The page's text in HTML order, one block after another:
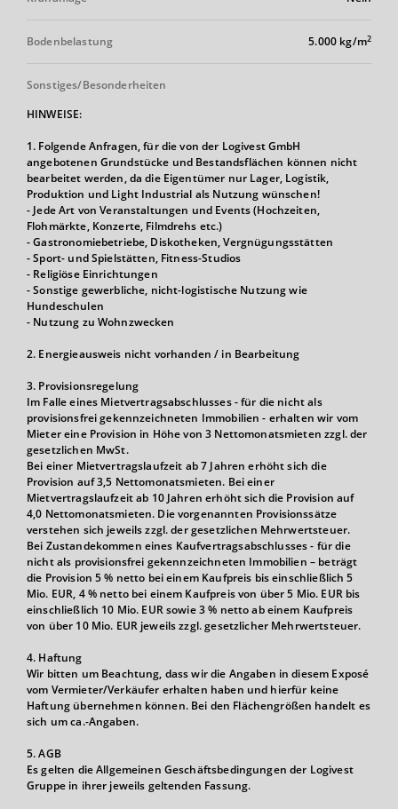
Bodenbelastung 5.000 kg/m2
Sonstiges/Besonderheiten
HINWEISE:
1. Folgende Anfragen, für die von der Logivest GmbH
angebotenen Grundstücke und Bestandsflächen können nicht
bearbeitet werden, da die Eigentümer nur Lager, Logistik,
Produktion und Light Industrial als Nutzung wünschen!
- Jede Art von Veranstaltungen und Events (Hochzeiten,
Flohmärkte, Konzerte, Filmdrehs etc.)
- Gastronomiebetriebe, Diskotheken, Vergnügungsstätten
- Sport- und Spielstätten, Fitness-Studios
- Religiöse Einrichtungen
- Sonstige gewerbliche, nicht-logistische Nutzung wie
Hundeschulen
- Nutzung zu Wohnzwecken
2. Energieausweis nicht vorhanden / in Bearbeitung
3. Provisionsregelung
Im Falle eines Mietvertragsabschlusses - für die nicht als
provisionsfrei gekennzeichneten Immobilien - erhalten wir vom
Mieter eine Provision in Höhe von 3 Nettomonatsmieten zzgl. der
gesetzlichen MwSt.
Bei einer Mietvertragslaufzeit ab 7 Jahren erhöht sich die
Provision auf 3,5 Nettomonatsmieten. Bei einer
Mietvertragslaufzeit ab 10 Jahren erhöht sich die Provision auf
4,0 Nettomonatsmieten. Die vorgenannten Provisionssätze
verstehen sich jeweils zzgl. der gesetzlichen Mehrwertsteuer.
Bei Zustandekommen eines Kaufvertragsabschlusses - für die
nicht als provisionsfrei gekennzeichneten Immobilien – beträgt
die Provision 5 % netto bei einem Kaufpreis bis einschließlich 5
Mio. EUR, 4 % netto bei einem Kaufpreis von über 5 Mio. EUR bis
einschließlich 10 Mio. EUR sowie 3 % netto ab einem Kaufpreis
von über 10 Mio. EUR jeweils zzgl. gesetzlicher Mehrwertsteuer.
4. Haftung
Wir bitten um Beachtung, dass wir die Angaben in diesem Exposé
vom Vermieter/Verkäufer erhalten haben und hierfür keine
Haftung übernehmen können. Bei den Flächengrößen handelt es
sich um ca.-Angaben.
5. AGB
Es gelten die Allgemeinen Geschäftsbedingungen der Logivest
Gruppe in ihrer jeweils geltenden Fassung.